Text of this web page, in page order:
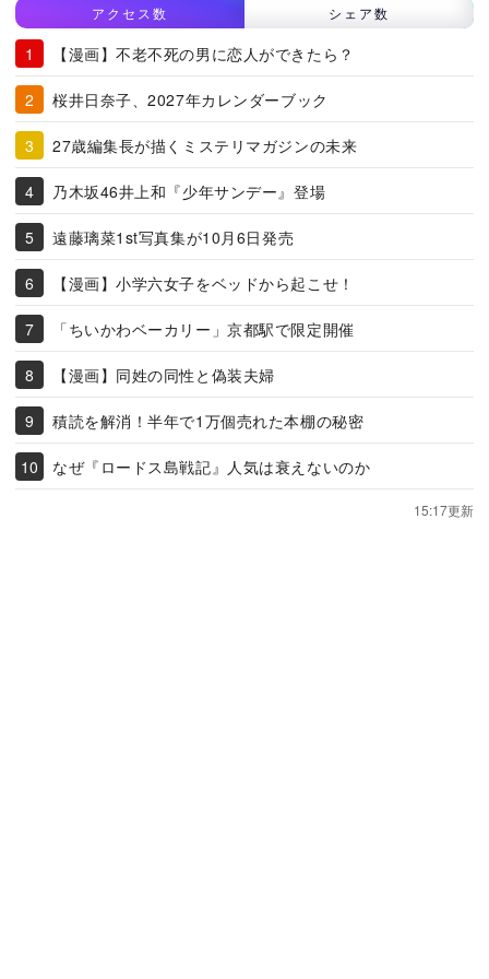
アクセス数 シェア数
【漫画】不老不死の男に恋人ができたら？
桜井日奈子、2027年カレンダーブック
27歳編集長が描くミステリマガジンの未来
乃木坂46井上和『少年サンデー』登場
遠藤璃菜1st写真集が10月6日発売
【漫画】小学六女子をベッドから起こせ！
「ちいかわベーカリー」京都駅で限定開催
【漫画】同姓の同性と偽装夫婦
積読を解消！半年で1万個売れた本棚の秘密
なぜ『ロードス島戦記』人気は衰えないのか
15:17更新